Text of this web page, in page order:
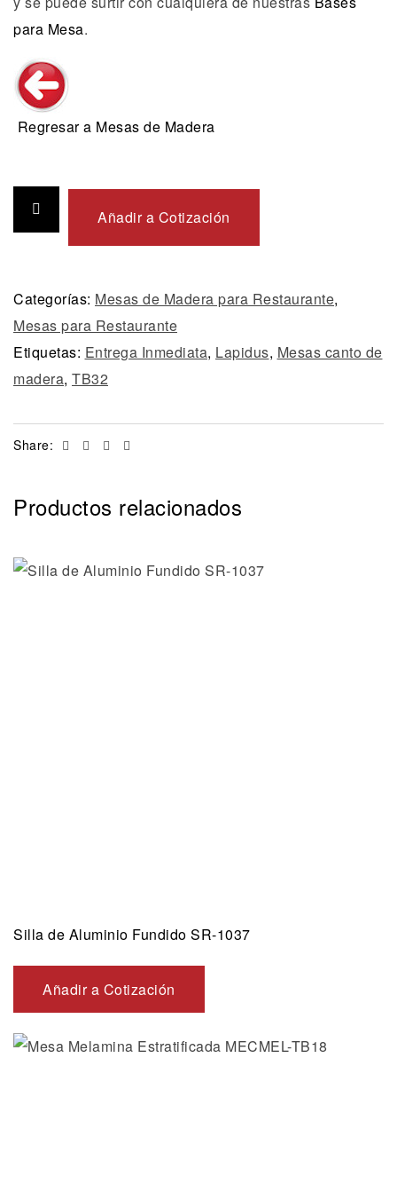
para Mesa.
Regresar a Mesas de Madera
Añadir a Cotización
Categorías: Mesas de Madera para Restaurante,
Mesas para Restaurante
Etiquetas: Entrega Inmediata, Lapidus, Mesas canto de
madera, TB32
Share: Facebook
TwitterLinkedin
Productos relacionados
Silla de Aluminio Fundido SR-1037
Añadir a Cotización